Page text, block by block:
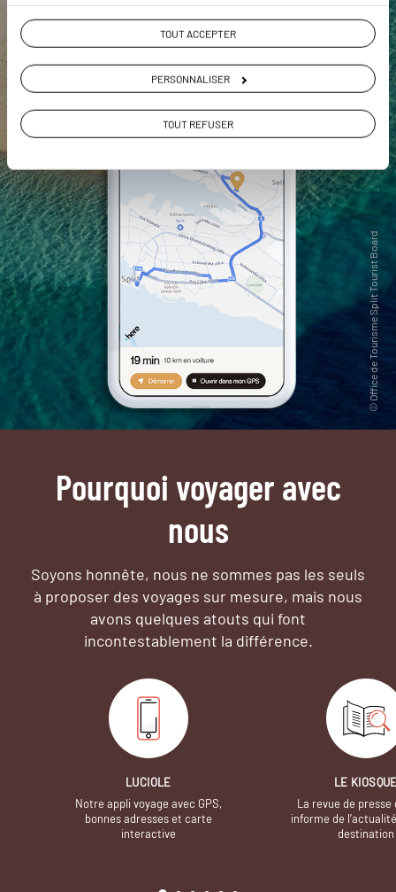
TOUT ACCEPTER
PERSONNALISER
TOUT REFUSER
Pourquoi voyager avec
nous
Soyons honnête, nous ne sommes pas les seuls
à proposer des voyages sur mesure, mais nous
avons quelques atouts qui font
incontestablement la différence.
LUCIOLE
Notre appli voyage avec GPS,
bonnes adresses et carte
interactive
LE
La revue de presse
informe de
destination